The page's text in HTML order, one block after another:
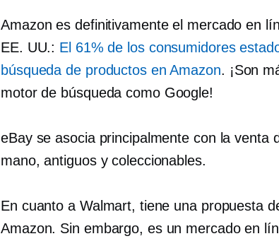
Amazon es definitivamente el mercado en
EE. UU.: El 61% de los consumidores
búsqueda de productos en Amazon. ¡Son
motor de búsqueda como Google!
eBay se asocia principalmente con la venta
mano, antiguos y coleccionables.
En cuanto a Walmart, tiene una propuesta
Amazon. Sin embargo, es un mercado en